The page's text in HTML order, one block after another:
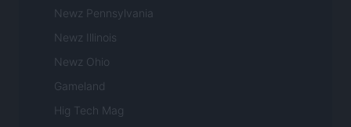
Newz Pennsylvania
Newz Illinois
Newz Ohio
Gameland
Hig Tech Mag